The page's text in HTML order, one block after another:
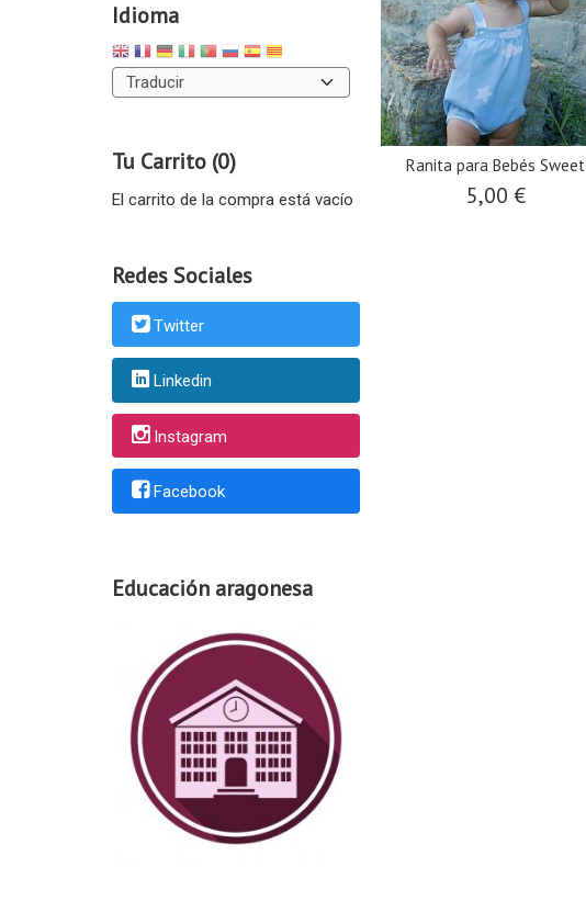
Idioma
Tu Carrito (0)
El carrito de la compra está vacío
Redes Sociales
Twitter
Linkedin
Instagram
Facebook
Educación aragonesa
Ranita para Bebés Sweet
5,00 €